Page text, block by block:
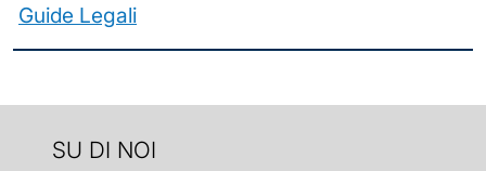
Guide Legali
SU DI NOI